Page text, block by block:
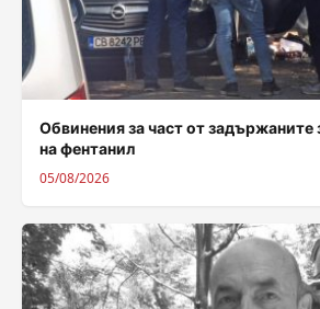
Обвинения за част от задържаните
на фентанил
05/08/2026